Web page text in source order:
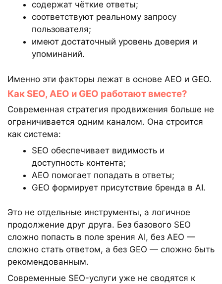
содержат чёткие ответы;
соответствуют реальному запросу
пользователя;
имеют достаточный уровень доверия и
упоминаний.
Именно эти факторы лежат в основе AEO и GEO.
Как SEO, AEO и GEO работают вместе?
Современная стратегия продвижения больше не
ограничивается одним каналом. Она строится
как система:
SEO обеспечивает видимость и
доступность контента;
AEO помогает попадать в ответы;
GEO формирует присутствие бренда в AI.
Это не отдельные инструменты, а логичное
продолжение друг друга. Без базового SEO
сложно попасть в поле зрения AI, без AEO —
сложно стать ответом, а без GEO — сложно быть
рекомендованным.
Современные SEO-услуги уже не сводятся к